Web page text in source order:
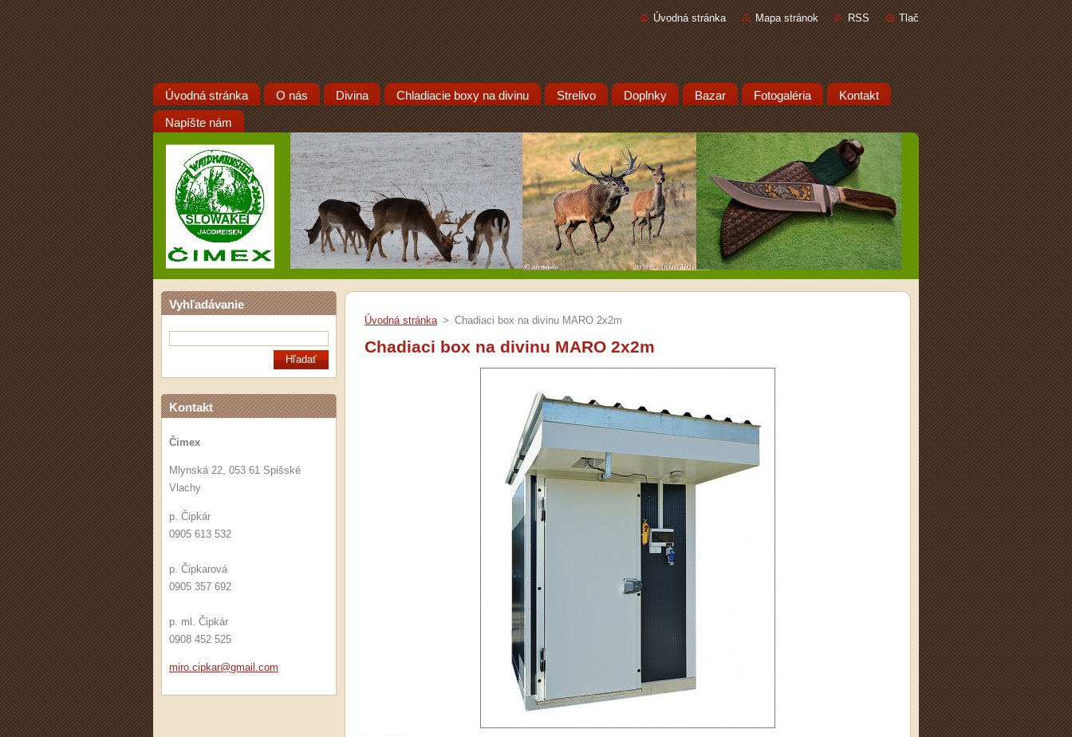
Úvodná stránka Mapa stránok RSS Tlač
Úvodná stránka O nás Divina Chladiacie boxy na divinu Strelivo Doplnky Bazar Fotogaléria Kontakt
Napíšte nám
Vyhľadávanie
Kontakt
Čimex
Mlynská 22, 053 61 Spišské
Vlachy
p. Čipkár
0905 613 532
p. Čipkarová
0905 357 692
p. ml. Čipkár
0908 452 525
miro.cipkar@gmai l.com
Úvodná stránka > Chadiaci box na divinu MARO 2x2m
Chadiaci box na divinu MARO 2x2m